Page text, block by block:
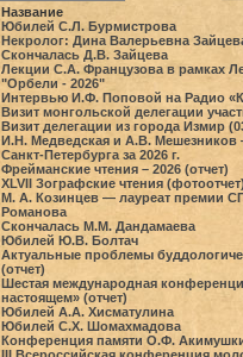
Название
Юбилей С.Л. Бурмистрова
Некролог: Дина Валерьевна
Скончалась Д.В. Зайцева
Лекции С.А. Французова в рамках
"Орбели - 2026"
Интервью И.Ф. Поповой на Радио
Визит монгольской делегации
Визит делегации из города Измир
И.Н. Медведская и А.В. Мешезников
Санкт-Петербурга за 2026 г.
Фрейманские чтения – 2026 (отчет)
XLVII Зографские чтения
М. А. Козинцев — лауреат премии
Романова
Скончалась М.М. Дандамаева
Юбилей Ю.В. Болтач
Актуальные проблемы
(отчет)
Шестая международная
настоящем» (отчет)
Юбилей А.А. Хисматулина
Юбилей С.Х. Шомахмадова
Конференция памяти О.Ф.